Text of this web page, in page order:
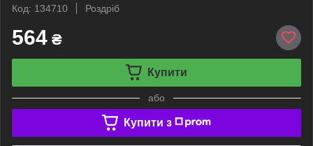
Код: 134710
Роздріб
564 ₴
Купити
або
Купити з